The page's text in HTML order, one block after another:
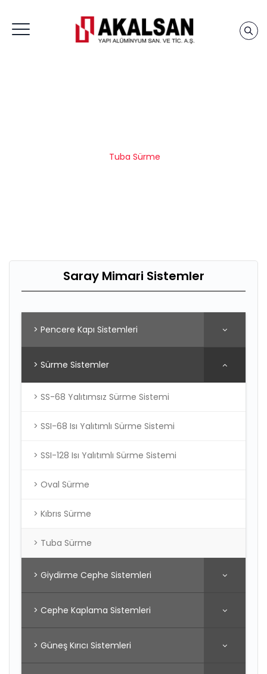
Tuba Sürme
Saray Mimari Sistemler
> Pencere Kapı Sistemleri
> Sürme Sistemler
> SS-68 Yalıtımsız Sürme Sistemi
> SSI-68 Isı Yalıtımlı Sürme Sistemi
> SSI-128 Isı Yalıtımlı Sürme Sistemi
> Oval Sürme
> Kıbrıs Sürme
> Tuba Sürme
> Giydirme Cephe Sistemleri
> Cephe Kaplama Sistemleri
> Güneş Kırıcı Sistemleri